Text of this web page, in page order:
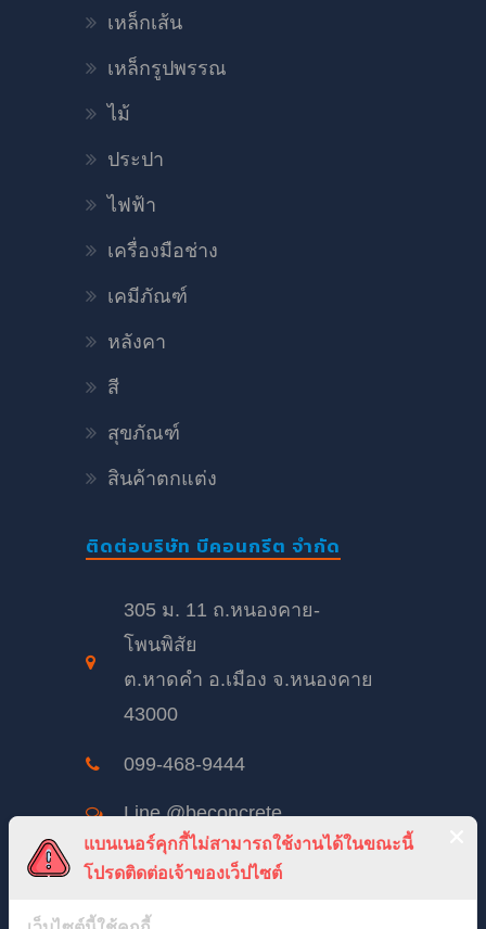
เหล็กเส้น
เหล็กรูปพรรณ
ไม้
ประปา
ไฟฟ้า
เครื่องมือช่าง
เคมีภัณฑ์
หลังคา
สี
สุขภัณฑ์
สินค้าตกแต่ง
ติดต่อบริษัท บีคอนกรีต จำกัด
305 ม. 11 ถ.หนองคาย-
โพนพิสัย
ต.หาดคำ อ.เมือง จ.หนองคาย
43000
099-468-9444
Line @beconcrete
beconcrete@hotmail.com
BeConcreteTH
แบนเนอร์คุกกี้ไม่สามารถใช้งานได้ในขณะนี้
โปรดติดต่อเจ้าของเว็ปไซต์